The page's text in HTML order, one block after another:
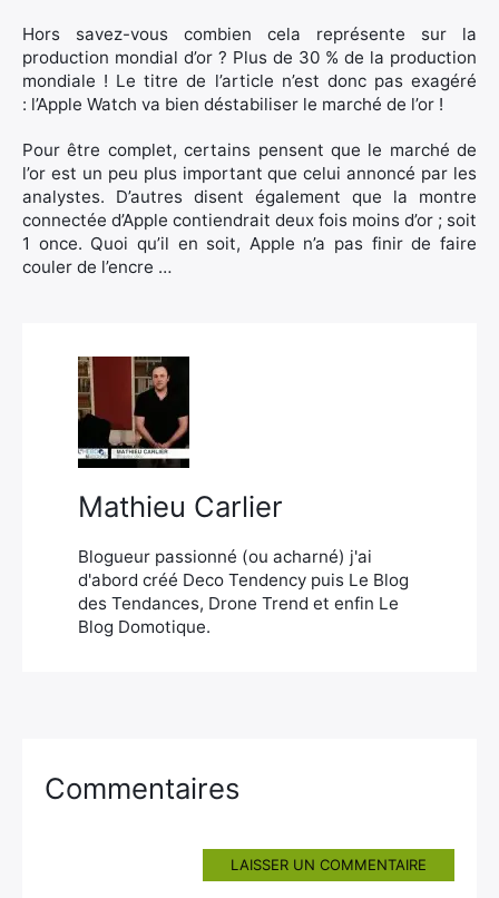
Hors savez-vous combien cela représente sur la
production mondial d’or ? Plus de 30 % de la production
mondiale ! Le titre de l’article n’est donc pas exagéré
: l’Apple Watch va bien déstabiliser le marché de l’or !
Pour être complet, certains pensent que le marché de
l’or est un peu plus important que celui annoncé par les
analystes. D’autres disent également que la montre
connectée d’Apple contiendrait deux fois moins d’or ; soit
1 once. Quoi qu’il en soit, Apple n’a pas finir de faire
couler de l’encre …
Mathieu Carlier
Blogueur passionné (ou acharné) j'ai
d'abord créé Deco Tendency puis Le Blog
des Tendances, Drone Trend et enfin Le
Blog Domotique.
Commentaires
LAISSER UN COMMENTAIRE